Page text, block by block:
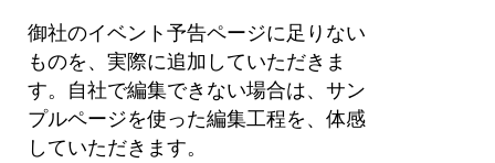
御社のイベント予告ページに足りない
ものを、実際に追加していただきま
す。自社で編集できない場合は、サン
プルページを使った編集工程を、体感
していただきます。